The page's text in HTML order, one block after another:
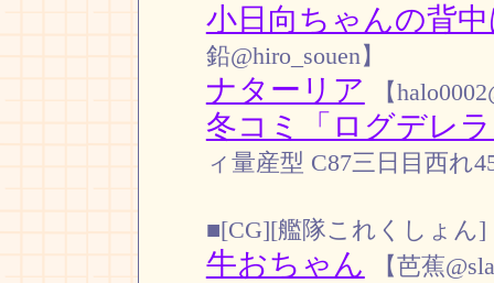
小日向ちゃんの背
鉛@hiro_souen】
ナターリア 【
冬コミ「ログデレ
ィ量産型 C87三日目西れ
■[CG][艦隊これくしょん]
牛おちゃん 【芭蕉